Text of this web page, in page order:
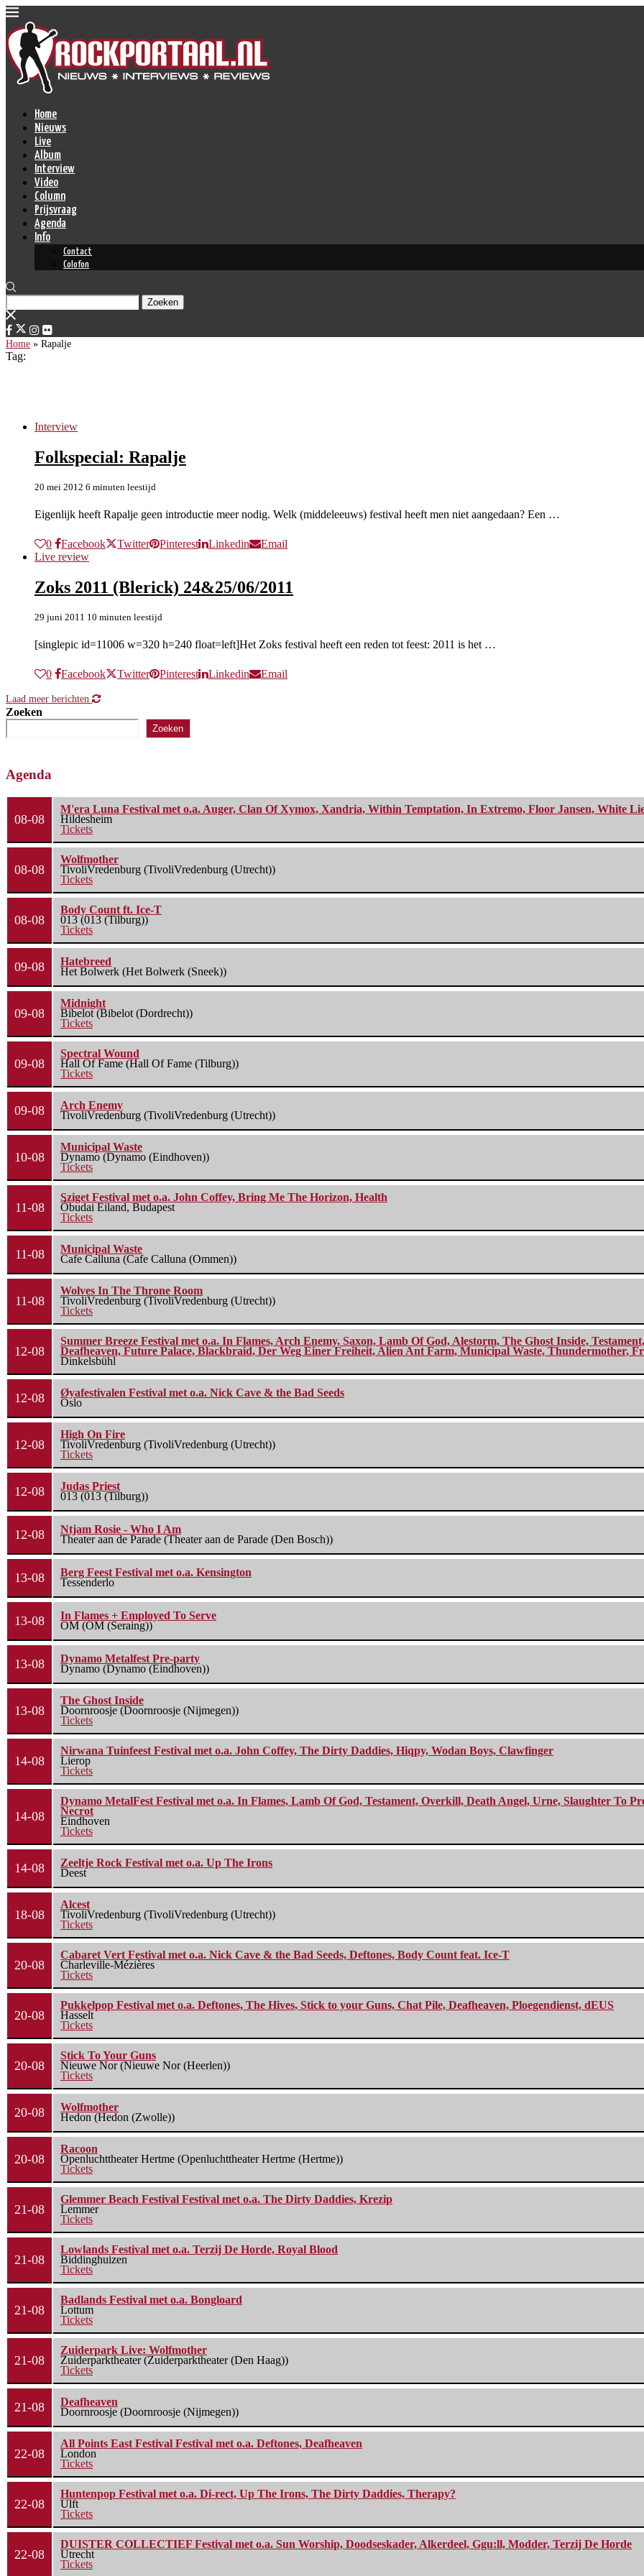
Home
Nieuws
Live
Album
Interview
Video
Column
Prijsvraag
Agenda
Info
Contact
Colofon
Zoeken
Home » Rapalje
Tag:
Interview
Folkspecial: Rapalje
20 mei 2012 6 minuten leestijd
Eigenlijk heeft Rapalje geen introductie meer nodig. Welk (middeleeuws) festival heeft men niet aangedaan? Een …
0 Facebook Twitter Pinterest Linkedin
Email
Live review
Zoks 2011 (Blerick) 24&25/06/2011
29 juni 2011 10 minuten leestijd
[singlepic id=11006 w=320 h=240 float=left]Het Zoks festival heeft een reden tot feest: 2011 is het …
0 Facebook Twitter Pinterest Linkedin Email
Laad meer berichten
Zoeken
Zoeken
Agenda
08-08
M'era Luna Festival met o.a. Auger, Clan Of Xymox, Xandria, Within Temptation, In Extremo, Floor Jansen, White
Hildesheim
Tickets
08-08
Wolfmother
TivoliVredenburg (TivoliVredenburg (Utrecht))
Tickets
08-08
Body Count ft. Ice-T
013 (013 (Tilburg))
Tickets
09-08
Hatebreed
Het Bolwerk (Het Bolwerk (Sneek))
09-08
Midnight
Bibelot (Bibelot (Dordrecht))
Tickets
09-08
Spectral Wound
Hall Of Fame (Hall Of Fame (Tilburg))
Tickets
09-08
Arch Enemy
TivoliVredenburg (TivoliVredenburg (Utrecht))
10-08
Municipal Waste
Dynamo (Dynamo (Eindhoven))
Tickets
11-08
Sziget Festival met o.a. John Coffey, Bring Me The Horizon, Health
Óbudai Eiland, Budapest
Tickets
11-08
Municipal Waste
Cafe Calluna (Cafe Calluna (Ommen))
11-08
Wolves In The Throne Room
TivoliVredenburg (TivoliVredenburg (Utrecht))
Tickets
12-08
Summer Breeze Festival met o.a. In Flames, Arch Enemy, Saxon, Lamb Of God, Alestorm, The Ghost Inside,
Deafheaven, Future Palace, Blackbraid, Der Weg Einer Freiheit, Alien Ant Farm, Municipal Waste, Thundermother,
Dinkelsbühl
12-08
Øyafestivalen Festival met o.a. Nick Cave & the Bad Seeds
Oslo
12-08
High On Fire
TivoliVredenburg (TivoliVredenburg (Utrecht))
Tickets
12-08
Judas Priest
013 (013 (Tilburg))
12-08
Ntjam Rosie - Who I Am
Theater aan de Parade (Theater aan de Parade (Den Bosch))
13-08
Berg Feest Festival met o.a. Kensington
Tessenderlo
13-08
In Flames + Employed To Serve
OM (OM (Seraing))
13-08
Dynamo Metalfest Pre-party
Dynamo (Dynamo (Eindhoven))
13-08
The Ghost Inside
Doornroosje (Doornroosje (Nijmegen))
Tickets
14-08
Nirwana Tuinfeest Festival met o.a. John Coffey, The Dirty Daddies, Hiqpy, Wodan Boys, Clawfinger
Lierop
Tickets
14-08
Dynamo MetalFest Festival met o.a. In Flames, Lamb Of God, Testament, Overkill, Death Angel, Urne, Slaughter To
Necrot
Eindhoven
Tickets
14-08
Zeeltje Rock Festival met o.a. Up The Irons
Deest
18-08
Alcest
TivoliVredenburg (TivoliVredenburg (Utrecht))
Tickets
20-08
Cabaret Vert Festival met o.a. Nick Cave & the Bad Seeds, Deftones, Body Count feat. Ice-T
Charleville-Mézières
Tickets
20-08
Pukkelpop Festival met o.a. Deftones, The Hives, Stick to your Guns, Chat Pile, Deafheaven, Ploegendienst, dEUS
Hasselt
Tickets
20-08
Stick To Your Guns
Nieuwe Nor (Nieuwe Nor (Heerlen))
Tickets
20-08
Wolfmother
Hedon (Hedon (Zwolle))
20-08
Racoon
Openluchttheater Hertme (Openluchttheater Hertme (Hertme))
Tickets
21-08
Glemmer Beach Festival Festival met o.a. The Dirty Daddies, Krezip
Lemmer
Tickets
21-08
Lowlands Festival met o.a. Terzij De Horde, Royal Blood
Biddinghuizen
Tickets
21-08
Badlands Festival met o.a. Bongloard
Lottum
Tickets
21-08
Zuiderpark Live: Wolfmother
Zuiderparktheater (Zuiderparktheater (Den Haag))
Tickets
21-08
Deafheaven
Doornroosje (Doornroosje (Nijmegen))
22-08
All Points East Festival Festival met o.a. Deftones, Deafheaven
London
Tickets
22-08
Huntenpop Festival met o.a. Di-rect, Up The Irons, The Dirty Daddies, Therapy?
Ulft
Tickets
22-08
DUISTER COLLECTIEF Festival met o.a. Sun Worship, Doodseskader, Alkerdeel, Ggu:ll, Modder, Terzij De Horde
Utrecht
Tickets